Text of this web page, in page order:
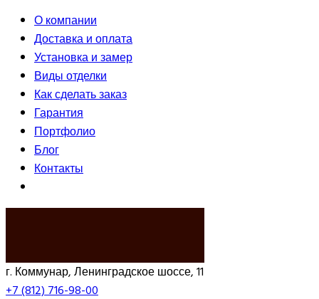
О компании
Доставка и оплата
Установка и замер
Виды отделки
Как сделать заказ
Гарантия
Портфолио
Блог
Контакты
г. Коммунар, Ленинградское шоссе, 11
+7 (812) 716-98-00